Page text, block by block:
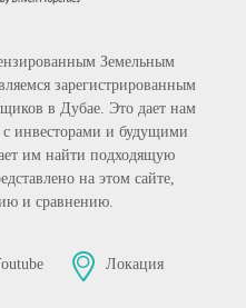
Земельным
зарегистрированным
в Дубае. Это дает нам
инвесторами и будущими
им найти подходящую
на этом сайте,
и сравнению.
Локация